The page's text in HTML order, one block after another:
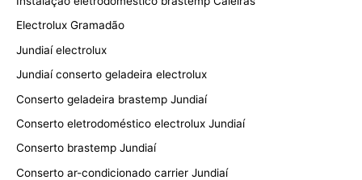
Electrolux Gramadão
Jundiaí electrolux
Jundiaí conserto geladeira electrolux
Conserto geladeira brastemp Jundiaí
Conserto eletrodoméstico electrolux Jundiaí
Conserto brastemp Jundiaí
Conserto ar-condicionado carrier Jundiaí